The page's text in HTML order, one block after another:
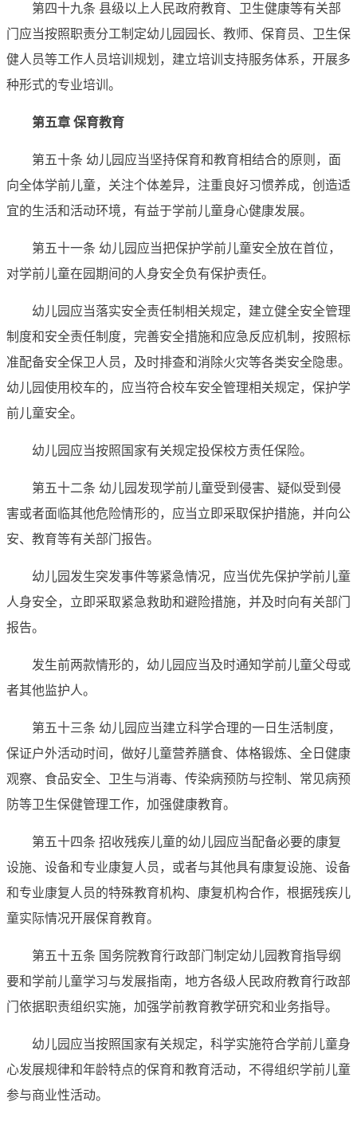
第四十九条 县级以上人民政府教育、卫生健康等有关部
门应当按照职责分工制定幼儿园园长、教师、保育员、卫生保
健人员等工作人员培训规划，建立培训支持服务体系，开展多
种形式的专业培训。
第五章 保育教育
第五十条 幼儿园应当坚持保育和教育相结合的原则，面
向全体学前儿童，关注个体差异，注重良好习惯养成，创造适
宜的生活和活动环境，有益于学前儿童身心健康发展。
第五十一条 幼儿园应当把保护学前儿童安全放在首位，
对学前儿童在园期间的人身安全负有保护责任。
幼儿园应当落实安全责任制相关规定，建立健全安全管理
制度和安全责任制度，完善安全措施和应急反应机制，按照标
准配备安全保卫人员，及时排查和消除火灾等各类安全隐患。
幼儿园使用校车的，应当符合校车安全管理相关规定，保护学
前儿童安全。
幼儿园应当按照国家有关规定投保校方责任保险。
第五十二条 幼儿园发现学前儿童受到侵害、疑似受到侵
害或者面临其他危险情形的，应当立即采取保护措施，并向公
安、教育等有关部门报告。
幼儿园发生突发事件等紧急情况，应当优先保护学前儿童
人身安全，立即采取紧急救助和避险措施，并及时向有关部门
报告。
发生前两款情形的，幼儿园应当及时通知学前儿童父母或
者其他监护人。
第五十三条 幼儿园应当建立科学合理的一日生活制度，
保证户外活动时间，做好儿童营养膳食、体格锻炼、全日健康
观察、食品安全、卫生与消毒、传染病预防与控制、常见病预
防等卫生保健管理工作，加强健康教育。
第五十四条 招收残疾儿童的幼儿园应当配备必要的康复
设施、设备和专业康复人员，或者与其他具有康复设施、设备
和专业康复人员的特殊教育机构、康复机构合作，根据残疾儿
童实际情况开展保育教育。
第五十五条 国务院教育行政部门制定幼儿园教育指导纲
要和学前儿童学习与发展指南，地方各级人民政府教育行政部
门依据职责组织实施，加强学前教育教学研究和业务指导。
幼儿园应当按照国家有关规定，科学实施符合学前儿童身
心发展规律和年龄特点的保育和教育活动，不得组织学前儿童
参与商业性活动。